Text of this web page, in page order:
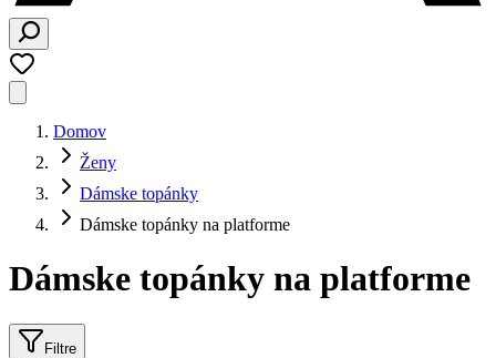
Domov
Ženy
Dámske topánky
Dámske topánky na platforme
Dámske topánky na platforme
Filtre